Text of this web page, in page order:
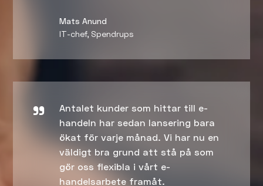
Mats Anund
IT-chef, Spendrups
Antalet kunder som hittar till e-
handeln har sedan lansering bara
ökat för varje månad. Vi har nu en
väldigt bra grund att stå på som
gör oss flexibla i vårt e-
handelsarbete framåt.